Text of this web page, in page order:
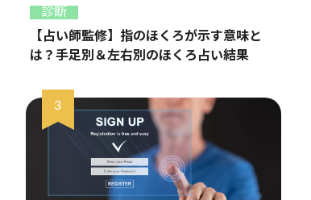
診断
【占い師監修】指のほくろが示す意味と
は？手足別＆左右別のほくろ占い結果